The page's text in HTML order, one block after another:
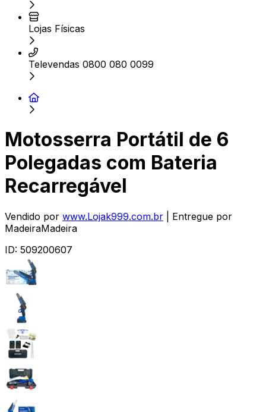
Lojas Físicas
Televendas 0800 080 0099
Motosserra Portátil de 6
Polegadas com Bateria
Recarregável
Vendido por www.Lojak999.com.br
| Entregue por
MadeiraMadeira
ID: 509200607